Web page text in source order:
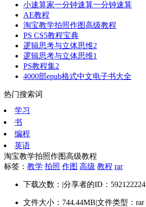
小速算家一分钟速算一分钟速算
AE教程
淘宝教学拍照作图高级教程
PS CS5教程宝典
逻辑思考与立体思维2
逻辑思考与立体思维1
PS教程集2
4000部epub格式中文电子书大全
热门搜索词
学习
书
编程
英语
淘宝教学拍照作图高级教程
标签： 教学 拍照 作图 高级 教程 rar
下载次数： |分享者的ID：592122224
文件大小：744.44MB|文件类型：rar